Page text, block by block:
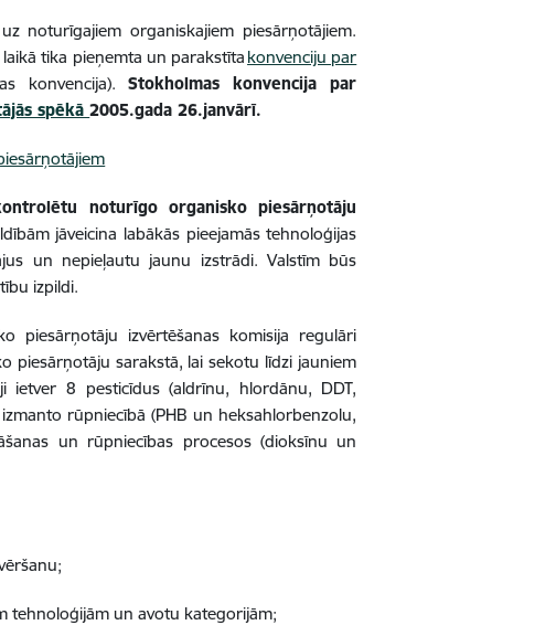
noturīgajiem organiskajiem piesārņotājiem.
tika pieņemta un parakstīta konvenciju par
konvencija). Stokholmas konvencija par
spēkā2005.gada 26.janvārī.
noturīgo organisko piesārņotāju
jāveicina labākās pieejamās tehnoloģijas
un nepieļautu jaunu izstrādi. Valstīm būs
izpildi.
piesārņotāju izvērtēšanas komisija regulāri
piesārņotāju sarakstā, lai sekotu līdzi jauniem
ietver 8 pesticīdus (aldrīnu, hlordānu, DDT,
rūpniecībā (PHB un heksahlorbenzolu,
un rūpniecības procesos (dioksīnu un
tehnoloģijām un avotu kategorijām;